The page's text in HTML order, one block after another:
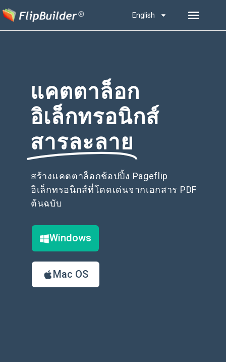
English
แคตตาล็อก
อิเล็กทรอนิกส์
สารละลาย
สร้างแคตตาล็อกช้อปปิ้ง Pageflip
อิเล็กทรอนิกส์ที่โดดเด่นจากเอกสาร PDF
ต้นฉบับ
Windows
Mac OS